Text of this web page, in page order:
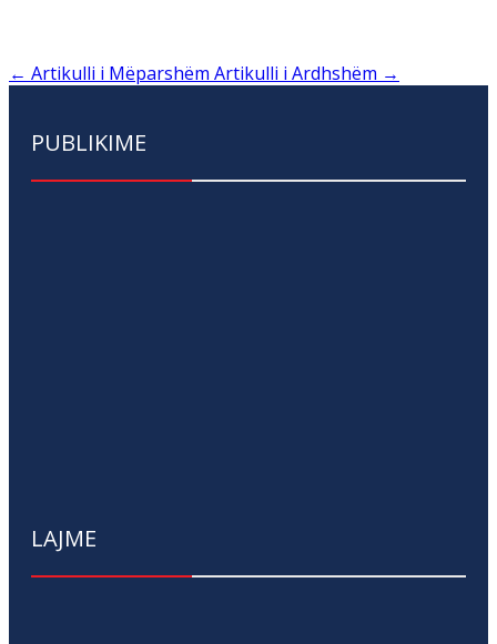
← Artikulli i Mëparshëm Artikulli i Ardhshëm →
PUBLIKIME
LAJME